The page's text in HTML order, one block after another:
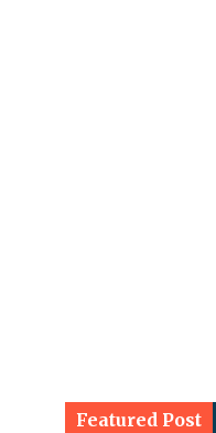
Featured Post